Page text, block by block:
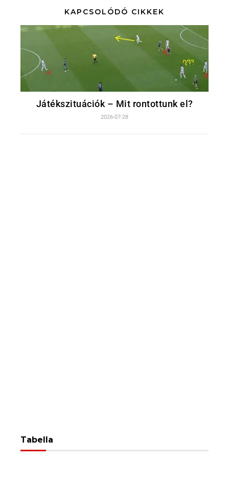
KAPCSOLÓDÓ CIKKEK
Játékszituációk – Mit rontottunk el?
2026-07-28
Tabella